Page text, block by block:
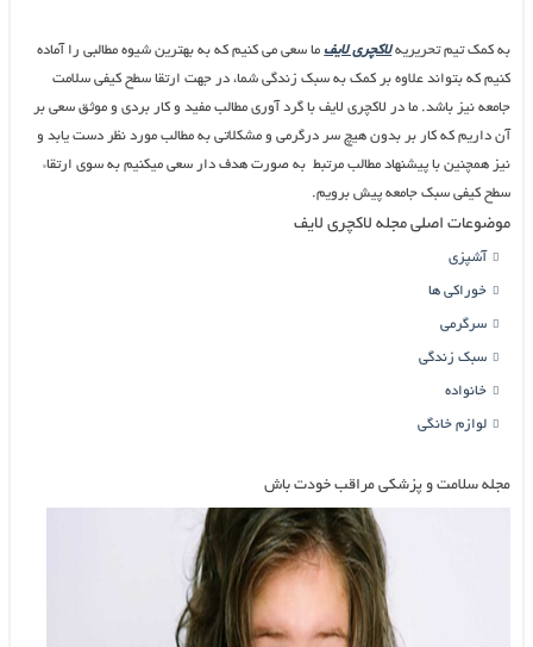
به کمک تیم تحریریهلاکچری لایف ما سعی می کنیم که به بهترین شیوه مطالبی را آماده
کنیم که بتواند علاوه بر کمک به سبک زندگی شما، در جهت ارتقا سطح کیفی سلامت
جامعه نیز باشد. ما در لاکچری لایف با گرد آوری مطالب مفید و کار بردی و موثق سعی بر
آن داریم که کار بر بدون هیچ سر درگرمی و مشکلاتی به مطالب مورد نظر دست یابد و
نیز همچنین با پیشنهاد مطالب مرتبط به صورت هدف دار سعی میکنیم به سوی ارتقاء
سطح کیفی سبک جامعه پیش برویم.
موضوعات اصلی مجله لاکچری لایف
آشپزی
خوراکی ها
سرگرمی
سبک زندگی
خانواده
لوازم خانگی
مجله سلامت و پزشکی مراقب خودت باش